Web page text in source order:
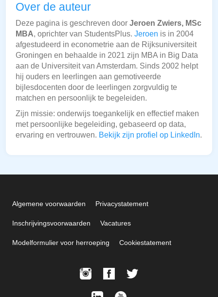
Over de auteur
Deze pagina is geschreven door Jeroen Zwiers, MSc
MBA, oprichter van StudentsPlus. Jeroen is in 2004
afgestudeerd in econometrie aan de Rijksuniversiteit
Groningen en behaalde in 2021 zijn MBA in Big Data
aan de Universiteit van Amsterdam. Sinds 2002 helpt
hij ouders en leerlingen aan gemotiveerde
bijlesdocenten door de leerlingen zorgvuldig te
matchen en persoonlijk te begeleiden.
Zijn missie: onderwijs toegankelijk en effectief maken
met persoonlijke begeleiding, gebaseerd op data,
ervaring en vertrouwen. Bekijk zijn profiel op LinkedIn.
Algemene voorwaarden Privacystatement
Inschrijvingsvoorwaarden Vacatures
Modelformulier voor herroeping Cookiestatement